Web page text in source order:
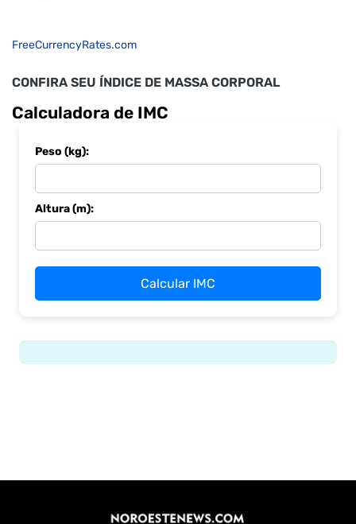
FreeCurrencyRates.com
CONFIRA SEU ÍNDICE DE MASSA CORPORAL
Calculadora de IMC
Peso (kg):
Altura (m):
Calcular IMC